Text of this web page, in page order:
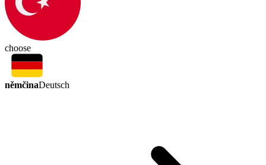
choose
němčinaDeutsch